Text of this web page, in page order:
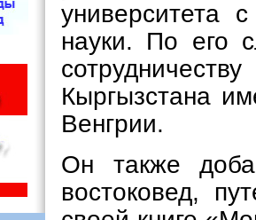
университета
науки. По его
Кыргызстана
Венгрии.
Он также
востоковед,